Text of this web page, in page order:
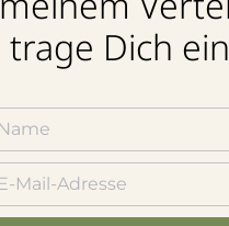
trage Dich